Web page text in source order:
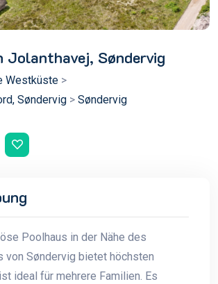
Jolanthavej, Søndervig
Westküste >
Søndervig > Søndervig
Poolhaus in der Nähe des
von Søndervig bietet höchsten
ideal für mehrere Familien. Es